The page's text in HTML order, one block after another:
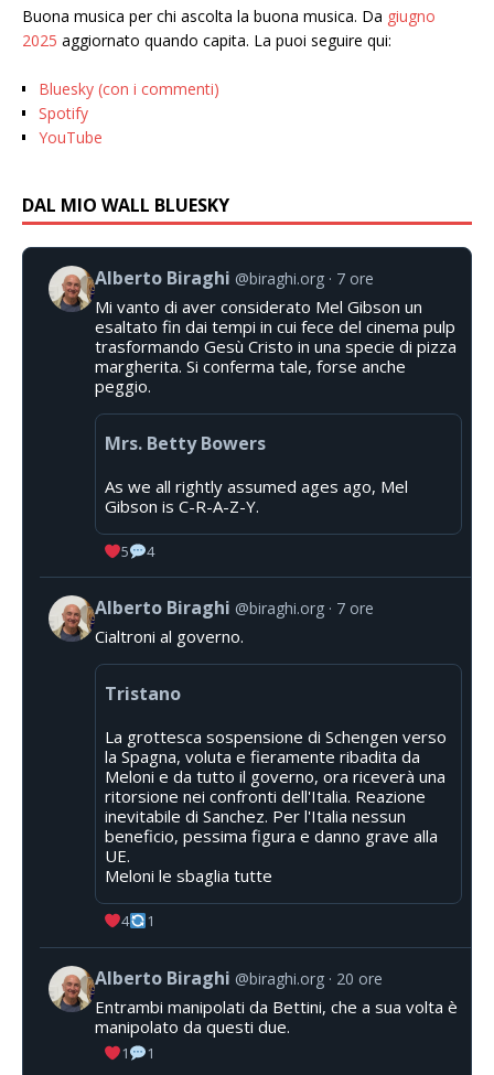
Buona musica per chi ascolta la buona musica. Da giugno
2025 aggiornato quando capita. La puoi seguire qui:
Bluesky (con i commenti)
Spotify
YouTube
DAL MIO WALL BLUESKY
Alberto Biraghi @biraghi.org 7 ore
Mi vanto di aver considerato Mel Gibson un
esaltato fin dai tempi in cui fece del cinema pulp
trasformando Gesù Cristo in una specie di pizza
margherita. Si conferma tale, forse anche
peggio.
Mrs. Betty Bowers
As we all rightly assumed ages ago, Mel
Gibson is C-R-A-Z-Y.
5 4
Alberto Biraghi @biraghi.org 7 ore
Cialtroni al governo.
Tristano
La grottesca sospensione di Schengen verso
la Spagna, voluta e fieramente ribadita da
Meloni e da tutto il governo, ora riceverà una
ritorsione nei confronti dell'Italia. Reazione
inevitabile di Sanchez. Per l'Italia nessun
beneficio, pessima figura e danno grave alla
UE.
Meloni le sbaglia tutte
4 1
Alberto Biraghi @biraghi.org 20 ore
Entrambi manipolati da Bettini, che a sua volta è
manipolato da questi due.
1 1